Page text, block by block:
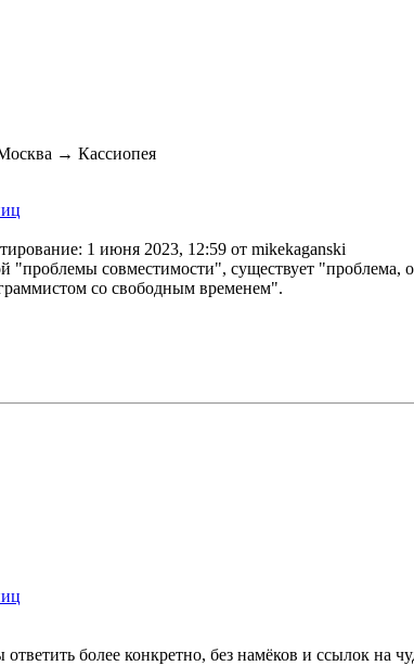
→ Кассиопея
: 1 июня 2023, 12:59 от mikekaganski
"проблемы совместимости", существует "проблема,
со свободным временем".
более конкретно, без намёков и ссылок на